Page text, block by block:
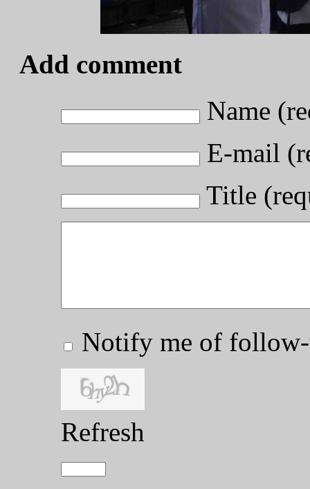
Add comment
Name
E-mail
Title
Notify me of follow-
Refresh